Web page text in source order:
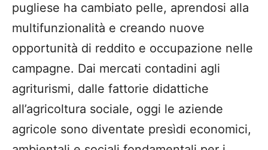
pugliese ha cambiato pelle, aprendosi alla
multifunzionalità e creando nuove
opportunità di reddito e occupazione nelle
campagne. Dai mercati contadini agli
agriturismi, dalle fattorie didattiche
all’agricoltura sociale, oggi le aziende
agricole sono diventate presìdi economici,